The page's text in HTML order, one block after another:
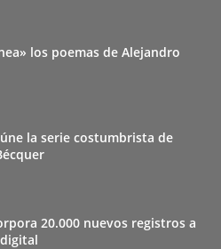
los poemas de Alejandro
la serie costumbrista de
20.000 nuevos registros a